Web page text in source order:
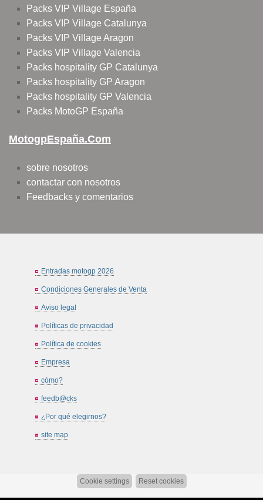
Packs VIP Village España
Packs VIP Village Catalunya
Packs VIP Village Aragon
Packs VIP Village Valencia
Packs hospitality GP Catalunya
Packs hospitality GP Aragon
Packs hospitality GP Valencia
Packs MotoGP España
MotogpEspaña.com
sobre nosotros
contactar con nosotros
Feedbacks y comentarios
Entradas motogp 2026
Condiciones Generales de Venta
Aviso legal
Políticas de privacidad
Política de cookies
Empresa
cómo?
feedb@cks
¿Por qué elegirnos?
site map
Cookie settings Reset cookies